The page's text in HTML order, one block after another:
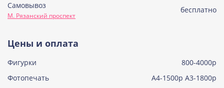
Узнать подробнее о начинке
Самовывоз
М. Рязанский проспект
бесплатно
Цены и оплата
Фигурки
800-4000р
Фотопечать
А4-1500р А3-1800р